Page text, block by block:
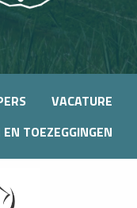
VACATURE
TOEZEGGINGEN